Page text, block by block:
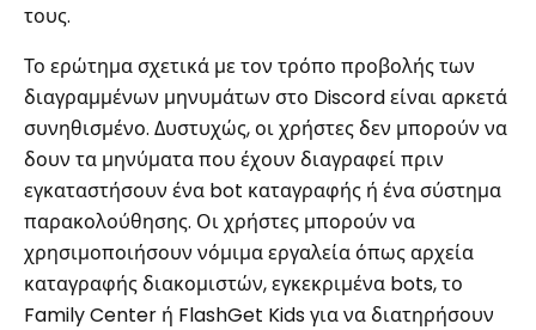
τους.
Το ερώτημα σχετικά με τον τρόπο προβολής των
διαγραμμένων μηνυμάτων στο Discord είναι αρκετά
συνηθισμένο. Δυστυχώς, οι χρήστες δεν μπορούν να
δουν τα μηνύματα που έχουν διαγραφεί πριν
εγκαταστήσουν ένα bot καταγραφής ή ένα σύστημα
παρακολούθησης. Οι χρήστες μπορούν να
χρησιμοποιήσουν νόμιμα εργαλεία όπως αρχεία
καταγραφής διακομιστών, εγκεκριμένα bots, το
Family Center ή FlashGet Kids για να διατηρήσουν